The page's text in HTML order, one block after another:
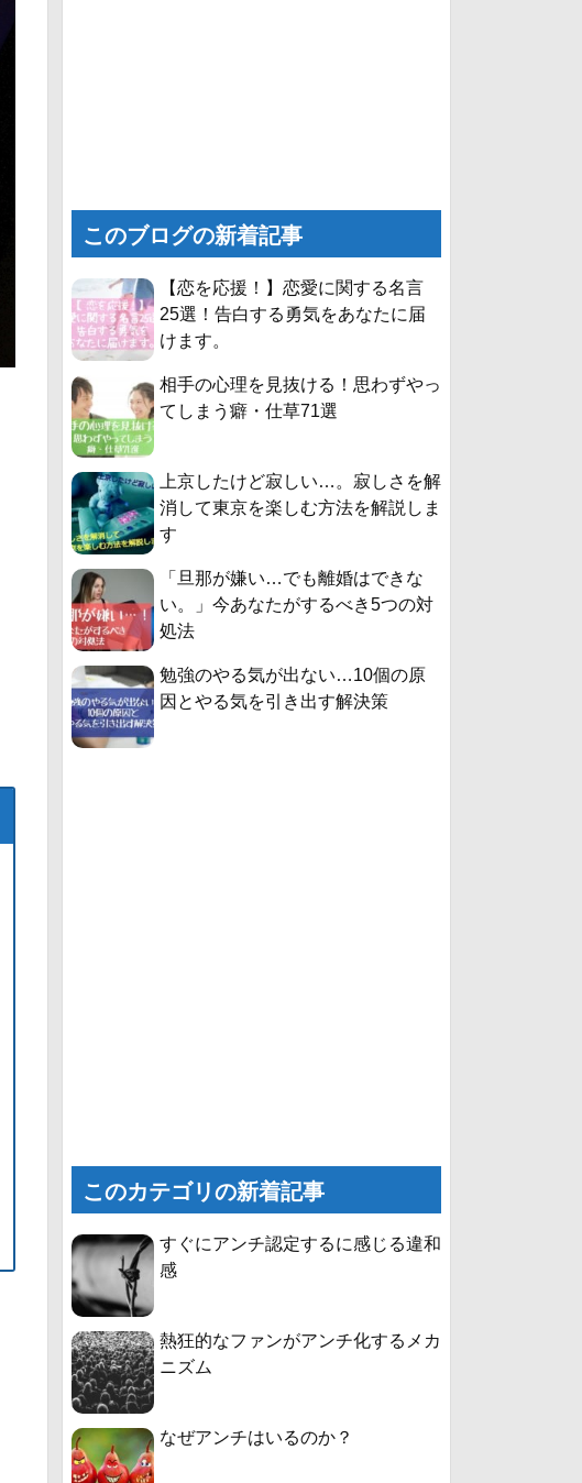
このブログの新着記事
【恋を応援！】恋愛に関する名言
25選！告白する勇気をあなたに届
けます。
相手の心理を見抜ける！思わずやっ
てしまう癖・仕草71選
上京したけど寂しい…。寂しさを解
消して東京を楽しむ方法を解説しま
す
「旦那が嫌い…でも離婚はできな
い。」今あなたがするべき5つの対
処法
勉強のやる気が出ない…10個の原
因とやる気を引き出す解決策
このカテゴリの新着記事
すぐにアンチ認定するに感じる違和
感
熱狂的なファンがアンチ化するメカ
ニズム
なぜアンチはいるのか？